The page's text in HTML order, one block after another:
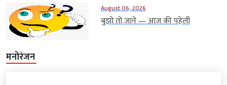
August 06, 2026
बुझो तो जाने — आज की पहेली
मनोरंजन